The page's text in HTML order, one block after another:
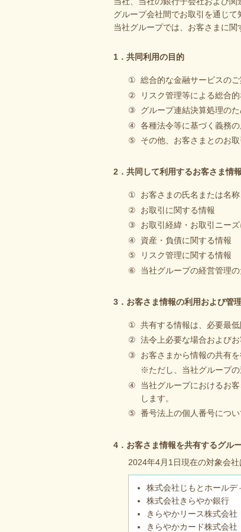
グループ会社間でお取引を通じて
当社グループでは、お客さまに
1．共同利用の目的
① 総合的な金融サービスの
②
リスク管理等による総合
③
グループ連結決算処理のた
④ 各種法令等に基づく義務
⑤
その他、お客さまとのお
2．共同して利用するお客さま情
①
お客さまの氏名または名
②
お取引に関する情報
③
お取引経緯・お取引ニー
④
資産・負債に関する情報
⑤
リスク管理に関する情報
⑥
当社グループの経営管理
3．お客さま情報の利用および管
① 共有する情報は、必要最
② 法令上必要な場合および
③
お客さまから情報の共有
※ただし、当社グループの
④
当社グループにおけるお
します。
⑤ 番号法上の個人番号につ
4．お客さま情報を共有するグル
2024年4月1日現在の対象会社
株式会社じもとホールデ
株式会社きらやか銀行
きらやかリース株式会社
きらやかカード株式会社